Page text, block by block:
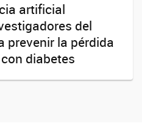
artificial
del
prevenir la pérdida
diabetes